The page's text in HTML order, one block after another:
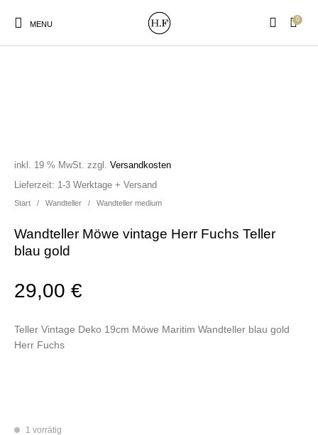
MENU
0
Print:
Start / Wandteller / Wandteller medium
Wandteller Möwe vintage Herr Fuchs Teller
blau gold
29,00€
inkl. 19 % MwSt. zzgl.Versandkosten
Teller Vintage Deko 19cm Möwe Maritim Wandteller blau gold
Herr Fuchs
Lieferzeit: 1-3 Werktage + Versand
1 vorrätig